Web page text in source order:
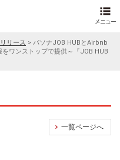
リース > パソナJOB HUBとAirbnb
ワンストップで提供～『JOB HUB
一覧ページへ